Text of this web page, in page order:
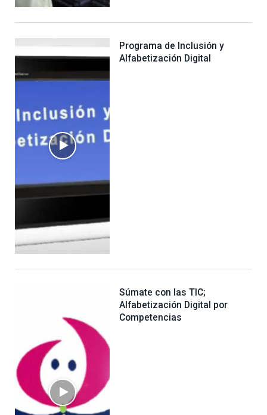
Programa de Inclusión y
Alfabetización Digital
Súmate con las TIC;
Alfabetización Digital por
Competencias